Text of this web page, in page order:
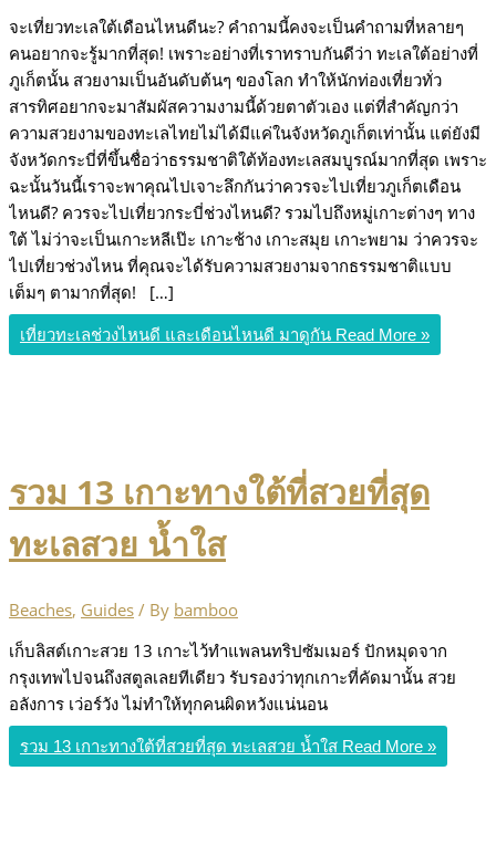
จะเที่ยวทะเลใต้เดือนไหนดีนะ? คำถามนี้คงจะเป็นคำถามที่หลายๆ
คนอยากจะรู้มากที่สุด! เพราะอย่างที่เราทราบกันดีว่า ทะเลใต้อย่างที่
ภูเก็ตนั้น สวยงามเป็นอันดับต้นๆ ของโลก ทำให้นักท่องเที่ยวทั่ว
สารทิศอยากจะมาสัมผัสความงามนี้ด้วยตาตัวเอง แต่ที่สำคัญกว่า
ความสวยงามของทะเลไทยไม่ได้มีแค่ในจังหวัดภูเก็ตเท่านั้น แต่ยังมี
จังหวัดกระบี่ที่ขึ้นชื่อว่าธรรมชาติใต้ท้องทะเลสมบูรณ์มากที่สุด เพราะ
ฉะนั้นวันนี้เราจะพาคุณไปเจาะลึกกันว่าควรจะไปเที่ยวภูเก็ตเดือน
ไหนดี? ควรจะไปเที่ยวกระบี่ช่วงไหนดี? รวมไปถึงหมู่เกาะต่างๆ ทาง
ใต้ ไม่ว่าจะเป็นเกาะหลีเป๊ะ เกาะช้าง เกาะสมุย เกาะพยาม ว่าควรจะ
ไปเที่ยวช่วงไหน ที่คุณจะได้รับความสวยงามจากธรรมชาติแบบ
เต็มๆ ตามากที่สุด! […]
เที่ยวทะเลช่วงไหนดี และเดือนไหนดี มาดูกัน Read More »
รวม 13 เกาะทางใต้ที่สวยที่สุด
ทะเลสวย น้ำใส
Beaches, Guides / By bamboo
เก็บลิสต์เกาะสวย 13 เกาะไว้ทำแพลนทริปซัมเมอร์ ปักหมุดจาก
กรุงเทพไปจนถึงสตูลเลยทีเดียว รับรองว่าทุกเกาะที่คัดมานั้น สวย
อลังการ เว่อร์วัง ไม่ทำให้ทุกคนผิดหวังแน่นอน
รวม 13 เกาะทางใต้ที่สวยที่สุด ทะเลสวย น้ำใส Read More »